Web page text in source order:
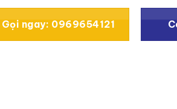
Gọi ngay: 0969654121